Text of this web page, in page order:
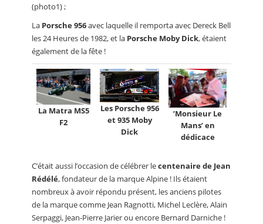
(photo1) ;
La Porsche 956avec laquelle il remporta avec Dereck Bell
les 24 Heures de 1982, et la Porsche Moby Dick, étaient
également de la fête !
La Matra MS5
F2
Les Porsche 956
et 935 Moby
Dick
’Monsieur Le
Mans’ en
dédicace
C’était aussi l’occasion de célébrer lecentenaire de Jean
Rédélé, fondateur de la marque Alpine ! Ils étaient
nombreux à avoir répondu présent, les anciens pilotes
de la marque comme Jean Ragnotti, Michel Leclère, Alain
Serpaggi, Jean-Pierre Jarier ou encore Bernard Darniche !